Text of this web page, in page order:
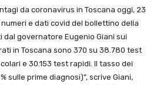
da coronavirus in Toscana oggi, 23
e dati covid del bollettino della
governatore Eugenio Giani sui
in Toscana sono 370 su 38.780 test
e 30.153 test rapidi. Il tasso dei
sulle prime diagnosi)”, scrive Giani,